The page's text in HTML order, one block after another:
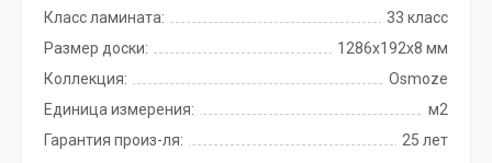
Класс ламината:
33 класс
Размер доски:
1286х192х8 мм
Коллекция:
Osmoze
Единица измерения:
м2
Гарантия произ-ля:
25 лет